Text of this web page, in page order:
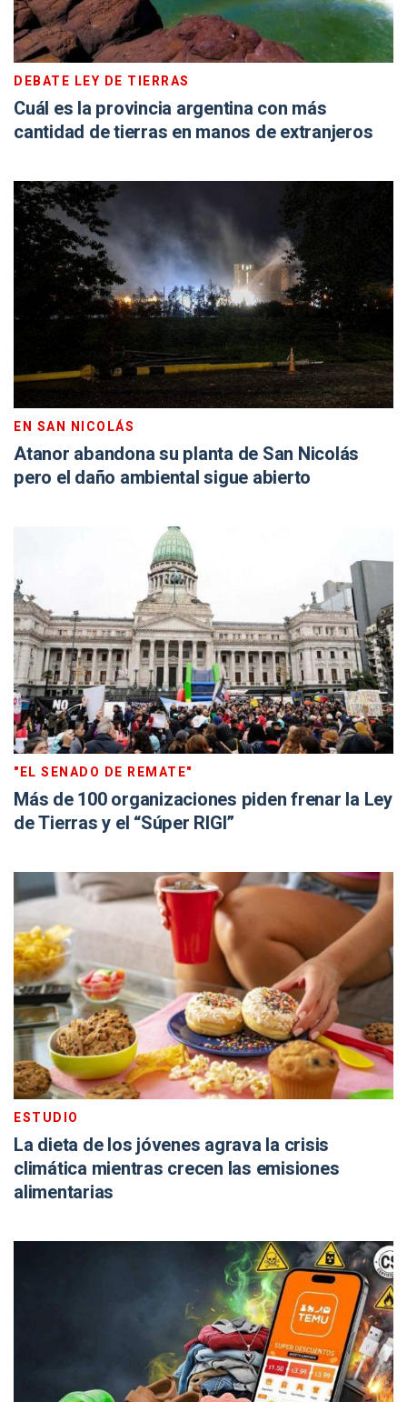
DEBATE LEY DE TIERRAS
Cuál es la provincia argentina con más
cantidad de tierras en manos de extranjeros
EN SAN NICOLÁS
Atanor abandona su planta de San Nicolás
pero el daño ambiental sigue abierto
"EL SENADO DE REMATE"
Más de 100 organizaciones piden frenar la Ley
de Tierras y el “Súper RIGI”
ESTUDIO
La dieta de los jóvenes agrava la crisis
climática mientras crecen las emisiones
alimentarias